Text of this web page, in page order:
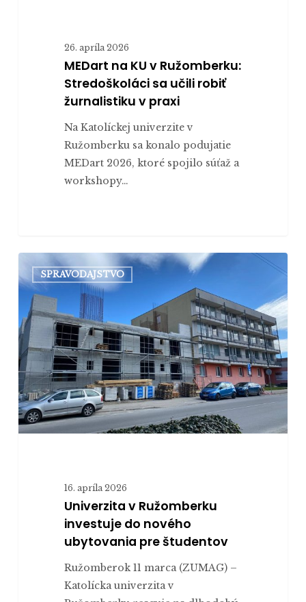
26. apríla 2026
MEDart na KU v Ružomberku:
Stredoškoláci sa učili robiť
žurnalistiku v praxi
Na Katolíckej univerzite v
Ružomberku sa konalo podujatie
MEDart 2026, ktoré spojilo súťaž a
workshopy…
Univerzita
v
Ružomberku
investuje
do
nového
ubytovania
pre
študentov
SPRAVODAJSTVO
16. apríla 2026
Univerzita v Ružomberku
investuje do nového
ubytovania pre študentov
Ružomberok 11 marca (ZUMAG) –
Katolícka univerzita v